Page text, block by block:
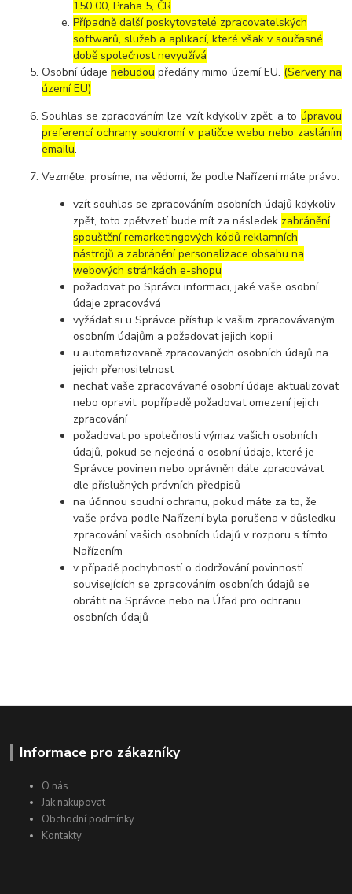
150 00, Praha 5, ČR
Případně další poskytovatelé zpracovatelských
softwarů, služeb a aplikací, které však v současné
době společnost nevyužívá
Osobní údajenebudou předány mimo území EU. (Servery na
území EU)
Souhlas se zpracováním lze vzít kdykoliv zpět, a to úpravou
preferencí ochrany soukromí v patičce webu nebo zasláním
emailu.
Vezměte, prosíme, na vědomí, že podle Nařízení máte právo:
vzít souhlas se zpracováním osobních údajů kdykoliv
zpět, toto zpětvzetí bude mít za následek zabránění
spouštění remarketingových kódů reklamních
nástrojů a zabránění personalizace obsahu na
webových stránkách e-shopu
požadovat po Správci informaci, jaké vaše osobní
údaje zpracovává
vyžádat si u Správce přístup k vašim zpracovávaným
osobním údajům a požadovat jejich kopii
u automatizovaně zpracovaných osobních údajů na
jejich přenositelnost
nechat vaše zpracovávané osobní údaje aktualizovat
nebo opravit, popřípadě požadovat omezení jejich
zpracování
požadovat po společnosti výmaz vašich osobních
údajů, pokud se nejedná o osobní údaje, které je
Správce povinen nebo oprávněn dále zpracovávat
dle příslušných právních předpisů
na účinnou soudní ochranu, pokud máte za to, že
vaše práva podle Nařízení byla porušena v důsledku
zpracování vašich osobních údajů v rozporu s tímto
Nařízením
v případě pochybností o dodržování povinností
souvisejících se zpracováním osobních údajů se
obrátit na Správce nebo na Úřad pro ochranu
osobních údajů
Informace pro zákazníky
O nás
Jak nakupovat
Obchodní podmínky
Kontakty